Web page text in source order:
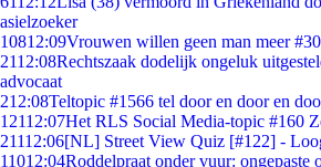
asielzoeker
10812:09Vrouwen willen geen man meer #30
2112:08Rechtszaak dodelijk ongeluk
advocaat
212:08Teltopic #1566 tel door en door en
12112:07Het RLS Social Media-topic #160
21112:06[NL] Street View Quiz [#122] -
11012:04Roddelpraat onder vuur: ongepaste